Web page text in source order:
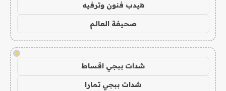
هيدب فنون وترفيه
صحيفة العالم
!
شدات ببجي اقساط
شدات ببجي تمارا